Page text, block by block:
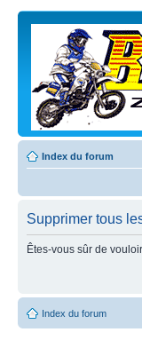
Index du forum
Supprimer tous
Êtes-vous sûr de
Index du forum